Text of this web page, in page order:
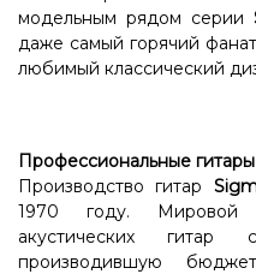
модельным рядом серии
даже самый горячий
любимый классический
Профессиональные
Производство гитар
1970 году. Мировой
акустических гитар
производившую